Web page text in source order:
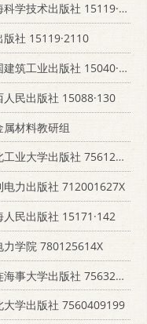
技术出版社 15119·2079
社 15119·2110
工业出版社 15040·4333
民出版社 15088·130
材料教研组
大学出版社 7561200064
力出版社 712001627X
民出版社 15171·142
学院 780125614X
大学出版社 7563206140
大学出版社 7560409199